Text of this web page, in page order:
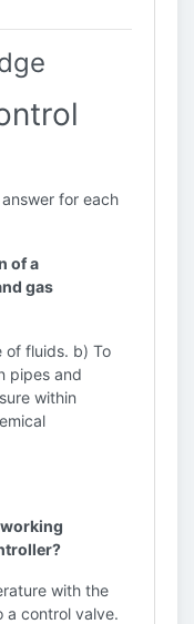
for each
of a
gas
of fluids. b) To
pipes and
within
with the
a control valve.